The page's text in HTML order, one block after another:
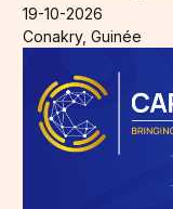
19-10-2026
Conakry, Guinée